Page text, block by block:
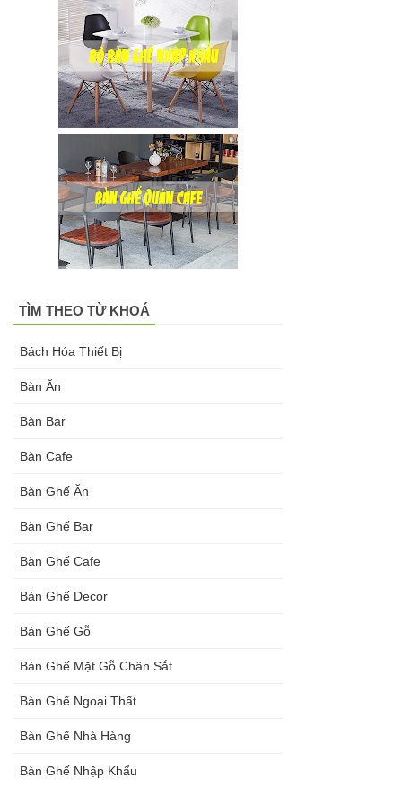
đen, xám
chân trụ
thép sơn
tĩnh điện
màu đen,
TÌM THEO TỪ KHOÁ
Bách Hóa Thiết Bị
Bàn Ăn
Bàn Bar
Bàn Cafe
Bàn Ghế Ăn
Bàn Ghế Bar
Bàn Ghế Cafe
Bàn Ghế Decor
Bàn Ghế Gỗ
Bàn Ghế Mặt Gỗ Chân Sắt
Bàn Ghế Ngoại Thất
Bàn Ghế Nhà Hàng
Bàn Ghế Nhập Khẩu